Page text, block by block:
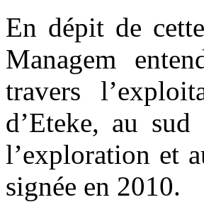
En dépit de
Managem
travers
d’Eteke, au
l’exploration et
signée en 2010.